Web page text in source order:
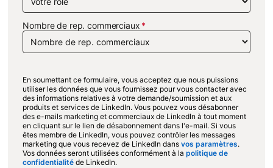
Nombre de rep. commerciaux
En soumettant ce formulaire, vous acceptez que nous puissions
utiliser les données que vous fournissez pour vous contacter avec
des informations relatives à votre demande/soumission et aux
produits et services de LinkedIn. Vous pouvez vous désabonner
des e-mails marketing et commerciaux de LinkedIn à tout moment
en cliquant sur le lien de désabonnement dans l'e-mail. Si vous
êtes membre de LinkedIn, vous pouvez contrôler les messages
marketing que vous recevez de LinkedIn dansvos paramètresopens in
.
Vos données seront utilisées conformément à lapolitique de
confidentialité opens in a new tab
de LinkedIn.